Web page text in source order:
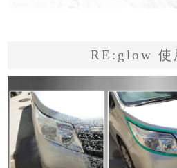
RE:glow 使